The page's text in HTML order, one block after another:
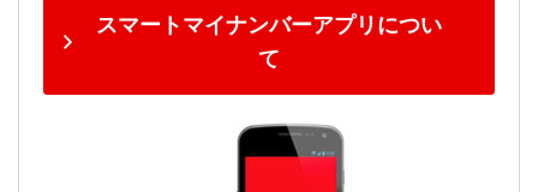
スマートマイナンバーアプリについ
て